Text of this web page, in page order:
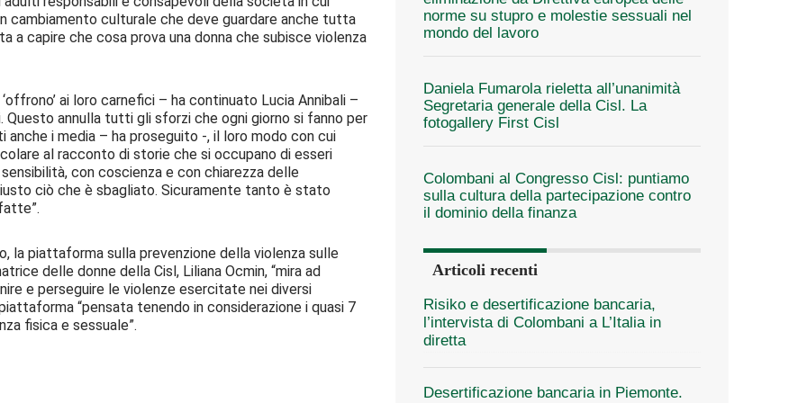
cambiamento culturale che deve guardare anche tutta
capire che cosa prova una donna che subisce violenza
ai loro carnefici – ha continuato Lucia Annibali –
annulla tutti gli sforzi che ogni giorno si fanno per
i media – ha proseguito -, il loro modo con cui
al racconto di storie che si occupano di esseri
con coscienza e con chiarezza delle
ciò che è sbagliato. Sicuramente tanto è stato
la piattaforma sulla prevenzione della violenza sulle
delle donne della Cisl, Liliana Ocmin, “mira ad
e perseguire le violenze esercitate nei diversi
“pensata tenendo in considerazione i quasi 7
fisica e sessuale”.
norme su stupro e molestie sessuali nel
mondo del lavoro
Daniela Fumarola rieletta all’unanimità
Segretaria generale della Cisl. La
fotogallery First Cisl
Colombani al Congresso Cisl: puntiamo
sulla cultura della partecipazione contro
il dominio della finanza
Articoli recenti
Risiko e desertificazione bancaria,
l’intervista di Colombani a L’Italia in
diretta
Desertificazione bancaria in Piemonte.